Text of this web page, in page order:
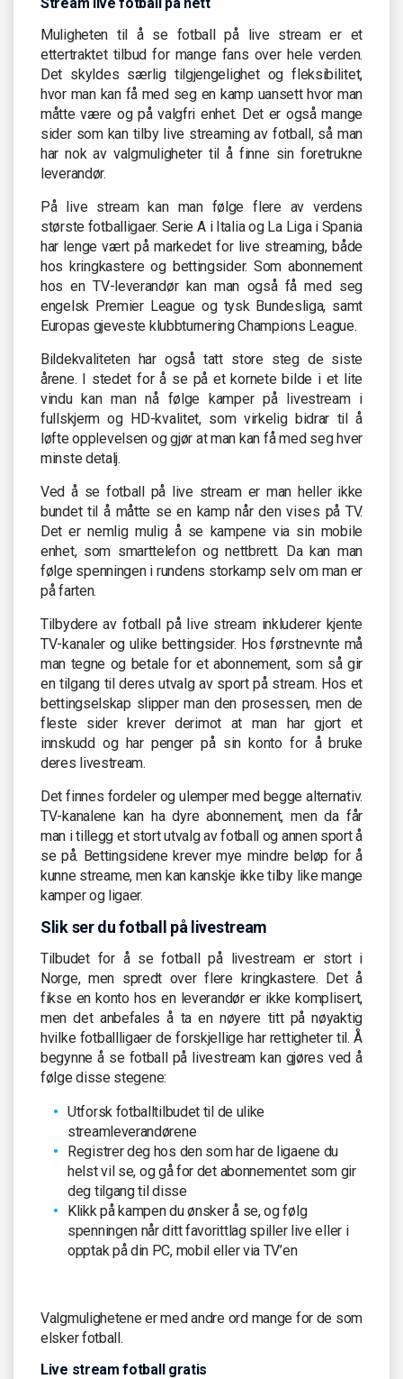
Muligheten til å se fotball på live stream er et
ettertraktet tilbud for mange fans over hele verden.
Det skyldes særlig tilgjengelighet og fleksibilitet,
hvor man kan få med seg en kamp uansett hvor man
måtte være og på valgfri enhet. Det er også mange
sider som kan tilby live streaming av fotball, så man
har nok av valgmuligheter til å finne sin foretrukne
leverandør.
På live stream kan man følge flere av verdens
største fotballigaer. Serie A i Italia og La Liga i Spania
har lenge vært på markedet for live streaming, både
hos kringkastere og bettingsider. Som abonnement
hos en TV-leverandør kan man også få med seg
engelsk Premier League og tysk Bundesliga, samt
Europas gjeveste klubbturnering Champions League.
Bildekvaliteten har også tatt store steg de siste
årene. I stedet for å se på et kornete bilde i et lite
vindu kan man nå følge kamper på livestream i
fullskjerm og HD-kvalitet, som virkelig bidrar til å
løfte opplevelsen og gjør at man kan få med seg hver
minste detalj.
Ved å se fotball på live stream er man heller ikke
bundet til å måtte se en kamp når den vises på TV.
Det er nemlig mulig å se kampene via sin mobile
enhet, som smarttelefon og nettbrett. Da kan man
følge spenningen i rundens storkamp selv om man er
på farten.
Tilbydere av fotball på live stream inkluderer kjente
TV-kanaler og ulike bettingsider. Hos førstnevnte må
man tegne og betale for et abonnement, som så gir
en tilgang til deres utvalg av sport på stream. Hos et
bettingselskap slipper man den prosessen, men de
fleste sider krever derimot at man har gjort et
innskudd og har penger på sin konto for å bruke
deres livestream.
Det finnes fordeler og ulemper med begge alternativ.
TV-kanalene kan ha dyre abonnement, men da får
man i tillegg et stort utvalg av fotball og annen sport å
se på. Bettingsidene krever mye mindre beløp for å
kunne streame, men kan kanskje ikke tilby like mange
kamper og ligaer.
Slik ser du fotball på livestream
Tilbudet for å se fotball på livestream er stort i
Norge, men spredt over flere kringkastere. Det å
fikse en konto hos en leverandør er ikke komplisert,
men det anbefales å ta en nøyere titt på nøyaktig
hvilke fotballligaer de forskjellige har rettigheter til. Å
begynne å se fotball på livestream kan gjøres ved å
følge disse stegene:
Utforsk fotballtilbudet til de ulike
streamleverandørene
Registrer deg hos den som har de ligaene du
helst vil se, og gå for det abonnementet som gir
deg tilgang til disse
Klikk på kampen du ønsker å se, og følg
spenningen når ditt favorittlag spiller live eller i
opptak på din PC, mobil eller via TV’en
Valgmulighetene er med andre ord mange for de som
elsker fotball.
Live stream fotball gratis